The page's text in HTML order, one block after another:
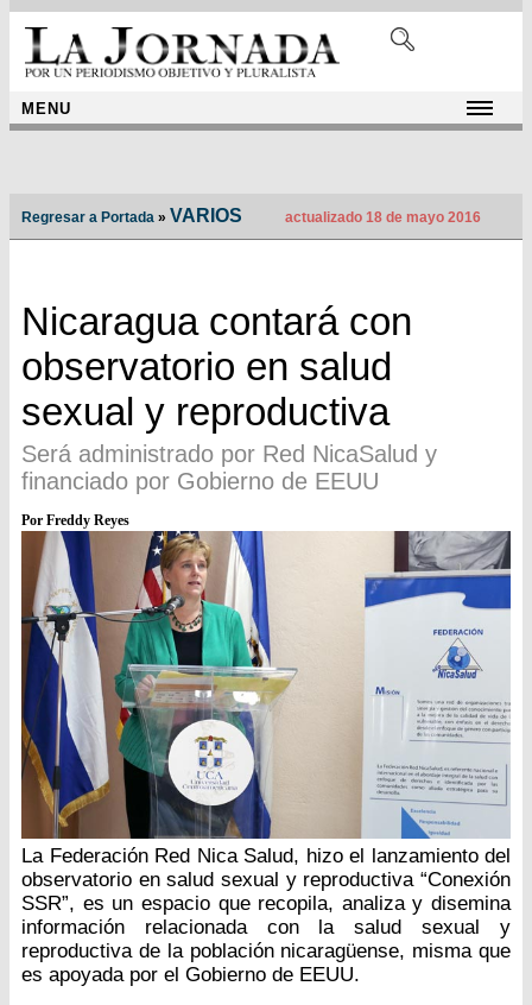
MENU
Regresar a Portada » VARIOS actualizado 18 de mayo 2016
Nicaragua contará con
observatorio en salud
sexual y reproductiva
Será administrado por Red NicaSalud y
financiado por Gobierno de EEUU
Por Freddy Reyes
La Federación Red Nica Salud, hizo el lanzamiento del
observatorio en salud sexual y reproductiva “Conexión
SSR”, es un espacio que recopila, analiza y disemina
información relacionada con la salud sexual y
reproductiva de la población nicaragüense, misma que
es apoyada por el Gobierno de EEUU.